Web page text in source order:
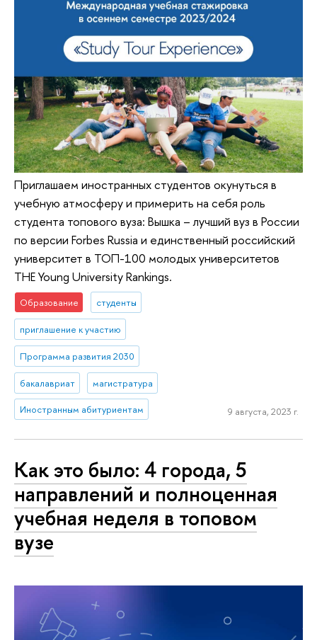
Приглашаем иностранных студентов окунуться в
учебную атмосферу и примерить на себя роль
студента топового вуза: Вышка – лучший вуз в России
по версии Forbes Russia и единственный российский
университет в ТОП-100 молодых университетов
THE Young University Rankings.
Образование студенты
приглашение к участию
Программа развития 2030
бакалавриат магистратура
Иностранным абитуриентам 9 августа, 2023 г.
Как это было: 4 города, 5
направлений и полноценная
учебная неделя в топовом
вузе